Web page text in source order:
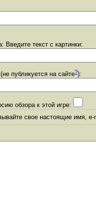
Введите текст с картинки:
публикуется на сайте?):
обзора к этой игре:
свое настоящие имя,